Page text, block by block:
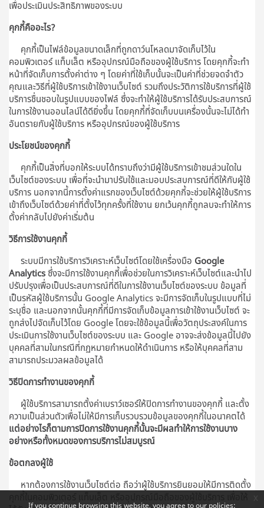
เพื่อประเมินประสิทธิภาพของระบบ
คุกกี้คืออะไร?
คุกกี้เป็นไฟล์ข้อมูลขนาดเล็กที่ถูกดาว์นโหลดมาจัดเก็บไว้ใน
คอมพิวเตอร์ แท็บเล็ต หรืออุปกรณ์มือถือของผู้ใช้บริการ โดยคุกกี้จะทำ
หน้าที่จัดเก็บการตั้งค่าต่าง ๆ โดยค่าที่ใช้เก็บนั้นจะเป็นค่าที่ช่วยจดจำตัว
คุณและวิธีที่ผู้ใช้บริการเข้าใช้งานเว็บไซต์ รวมถึงประวัติการใช้บริการที่ผู้ใช้
บริการชื่นชอบในรูปแบบของไฟล์ ซึ่งจะทำให้ผู้ใช้บริการได้รับประสบการณ์
ในการใช้งานออนไลน์ได้ดียิ่งขึ้น โดยคุกกี้ที่จัดเก็บบนเครื่องนั้นจะไม่ได้ทำ
อันตรายกับผู้ใช้บริการ หรืออุปกรณ์ของผู้ใช้บริการ
ประโยชน์ของคุกกี้
คุกกี้เป็นสิ่งที่บอกให้ระบบได้ทราบถึงว่ามีผู้ใช้บริการเข้าชมส่วนใดใน
เว็บไซต์ของระบบ เพื่อที่จะนำมาปรับใช้และมอบประสบการณ์ที่ดีให้กับผู้ใช้
บริการ นอกจากนี้การตั้งค่าแรกของเว็บไซต์ด้วยคุกกี้จะช่วยให้ผู้ใช้บริการ
เข้าถึงเว็บไซต์ด้วยค่าที่ตั้งไว้ทุกครั้งที่ใช้งาน ยกเว้นคุกกี้ถูกลบจะทำให้การ
ตั้งค่ากลับไปยังค่าเริ่มต้น
วิธีการใช้งานคุกกี้
ระบบมีการใช้บริการวิเคราะห์เว็บไซต์โดยใช้เครื่องมือ Google
Analytics ซึ่งจะมีการใช้งานคุกกี้เพื่อช่วยในการวิเคราะห์เว็บไซต์และนำไป
ปรับปรุงเพื่อเป็นประสบการณ์ที่ดีในการใช้งานเว็บไซต์ของระบบ ข้อมูลที่
เป็นรหัสผู้ใช้บริการนั้น Google Analytics จะมีการจัดเก็บในรูปแบบที่ไม่
ระบุชื่อ และนอกจากนั้นคุกกี้ที่มีการจัดเก็บข้อมูลการเข้าใช้งานเว็บไซต์ จะ
ถูกส่งไปจัดเก็บไว้โดย Google โดยจะใช้ข้อมูลนี้เพื่อวัตถุประสงค์ในการ
ประเมินการใช้งานเว็บไซต์ของระบบ และ Google อาจจะส่งข้อมูลนี้ไปยัง
บุคคลที่สามในกรณีที่กฏหมายกำหนดให้ดำเนินการ หรือให้บุคคลที่สาม
สามารถประมวลผลข้อมูลได้
วิธีปิดการทำงานของคุกกี้
ผู้ใช้บริการสามารถตั้งค่าเบราว์เซอร์ให้ปิดการทำงานของคุกกี้ และตั้ง
ความเป็นส่วนตัวเพื่อไม่ให้มีการเก็บรวบรวมข้อมูลของคุกกี้ในอนาคตได้
แต่อย่างไรก็ตามการปิดการใช้งานคุกกี้นั้นจะมีผลทำให้การใช้งานบาง
อย่างหรือทั้งหมดของการบริการไม่สมบูรณ์
ข้อตกลงผู้ใช้
หากต้องการใช้งานเว็บไซต์ต่อ ถือว่าผู้ใช้บริการยินยอมให้มีการติดตั้ง
If you continue browsing this website, you agree to our policies: